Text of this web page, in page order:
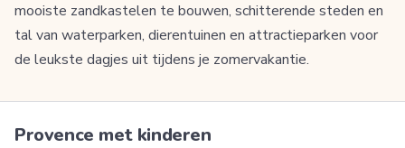
mooiste zandkastelen te bouwen, schitterende steden en
tal van waterparken, dierentuinen en attractieparken voor
de leukste dagjes uit tijdens je zomervakantie.
Provence met kinderen